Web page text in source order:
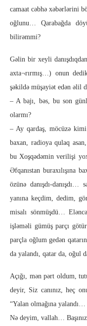
camaat cəbhə xəbərlərini
oğlunu… Qarabağda
bilirəmmi?
Gəlin bir xeyli
axta¬rırmış…) onun
şəkildə müşayiət edən əlil
– A bajı, bəs, bu son
olarmı?
– Ay qardaş, möcüzə
baxan, radioya qulaq
bu Xoşqədəmin verilişi
Əfqanıstan buraxılışına
özünə danışdı-danışdı…
yanına keçdim, dedim,
misalı sönmüşdü…
işləməli gümüş parçı
parçla oğlum gedən
da yalandı, qatar da, oğul
Açığı, mən pərt oldum,
deyir, Siz canınız, heç
“Yalan olmağına
Nə deyim, vallah…